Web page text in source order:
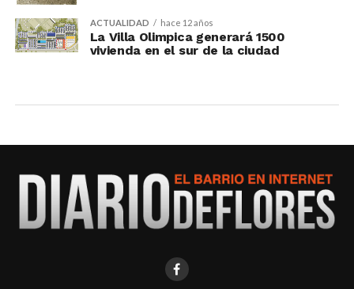
ACTUALIDAD hace 12 años
La Villa Olimpica generará 1500
vivienda en el sur de la ciudad